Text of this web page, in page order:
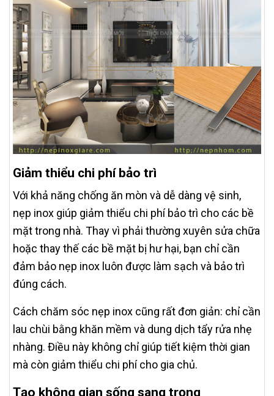
Giảm thiểu chi phí bảo trì
Với khả năng chống ăn mòn và dễ dàng vệ sinh,
nẹp inox giúp giảm thiểu chi phí bảo trì cho các bề
mặt trong nhà. Thay vì phải thường xuyên sửa chữa
hoặc thay thế các bề mặt bị hư hại, bạn chỉ cần
đảm bảo nẹp inox luôn được làm sạch và bảo trì
đúng cách.
Cách chăm sóc nẹp inox cũng rất đơn giản: chỉ cần
lau chùi bằng khăn mềm và dung dịch tẩy rửa nhẹ
nhàng. Điều này không chỉ giúp tiết kiệm thời gian
mà còn giảm thiểu chi phí cho gia chủ.
Tạo không gian sống sang trọng